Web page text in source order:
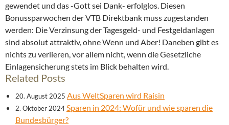
gewendet und das -Gott sei Dank- erfolglos. Diesen
Bonussparwochen der VTB Direktbank muss zugestanden
werden: Die Verzinsung der Tagesgeld- und Festgeldanlagen
sind absolut attraktiv, ohne Wenn und Aber! Daneben gibt es
nichts zu verlieren, vor allem nicht, wenn die Gesetzliche
Einlagensicherung stets im Blick behalten wird.
Related Posts
20. August 2025 Aus WeltSparen wird Raisin
2. Oktober 2024Sparen in 2024: Wofür und wie sparen die
Bundesbürger?